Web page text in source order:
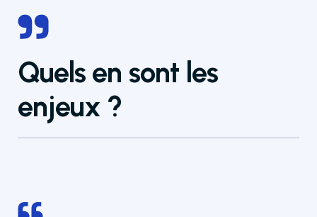
Quels en sont les
enjeux ?